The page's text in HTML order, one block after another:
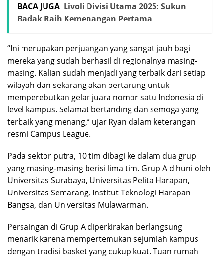
BACA JUGA Livoli Divisi Utama 2025: Sukun
Badak Raih Kemenangan Pertama
“Ini merupakan perjuangan yang sangat jauh bagi
mereka yang sudah berhasil di regionalnya masing-
masing. Kalian sudah menjadi yang terbaik dari setiap
wilayah dan sekarang akan bertarung untuk
memperebutkan gelar juara nomor satu Indonesia di
level kampus. Selamat bertanding dan semoga yang
terbaik yang menang,” ujar Ryan dalam keterangan
resmi Campus League.
Pada sektor putra, 10 tim dibagi ke dalam dua grup
yang masing-masing berisi lima tim. Grup A dihuni oleh
Universitas Surabaya, Universitas Pelita Harapan,
Universitas Semarang, Institut Teknologi Harapan
Bangsa, dan Universitas Mulawarman.
Persaingan di Grup A diperkirakan berlangsung
menarik karena mempertemukan sejumlah kampus
dengan tradisi basket yang cukup kuat. Tuan rumah